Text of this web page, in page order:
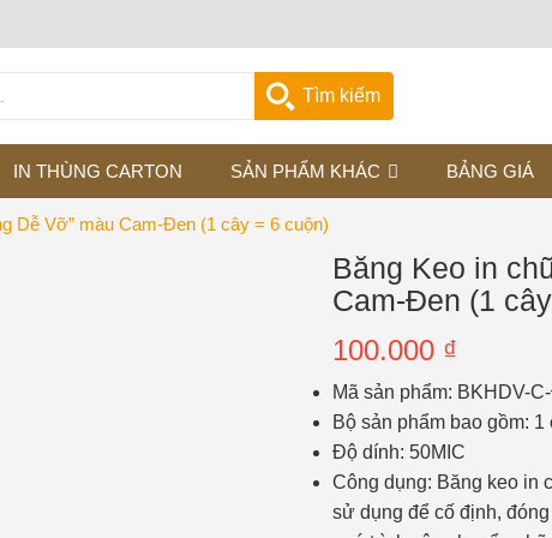
Tìm kiếm
IN THÙNG CARTON SẢN PHẨM KHÁC BẢNG GIÁ
Dễ Vỡ” màu Cam-Đen (1 cây = 6 cuộn)
Băng Keo in
Cam-Đen (1
100.000 ₫
Mã sản phẩm: BKHDV-
Bộ sản phẩm bao gồm: 1
Độ dính: 50MIC
Công dụng: Băng keo in
sử dụng để cố định,